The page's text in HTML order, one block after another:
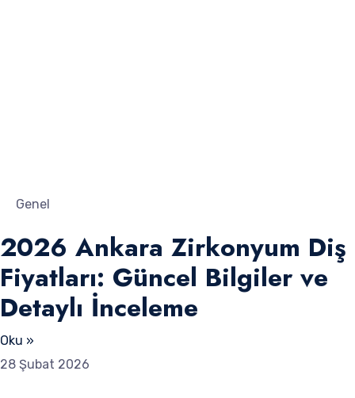
Genel
2026 Ankara Zirkonyum Diş
Fiyatları: Güncel Bilgiler ve
Detaylı İnceleme
Oku »
28 Şubat 2026